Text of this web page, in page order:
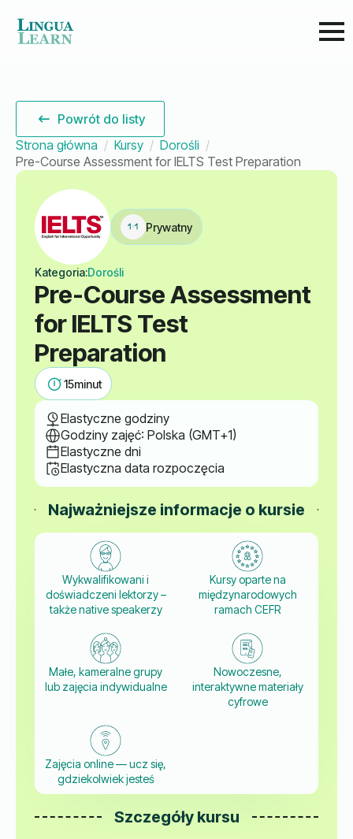
Powrót do listy
Strona główna
Kursy
Dorośli
Pre-Course Assessment for IELTS Test Preparation
Prywatny
Kategoria:Dorośli
Pre-Course Assessment
for IELTS Test
Preparation
15minut
Elastyczne godziny
Godziny zajęć: Polska (GMT+1)
Elastyczne dni
Elastyczna data rozpoczęcia
Najważniejsze informacje o kursie
Wykwalifikowani i
doświadczeni lektorzy –
także native speakerzy
Kursy oparte na
międzynarodowych
ramach CEFR
Małe, kameralne grupy
lub zajęcia indywidualne
Nowoczesne,
interaktywne materiały
cyfrowe
Zajęcia online — ucz się,
gdziekolwiek jesteś
Szczegóły kursu